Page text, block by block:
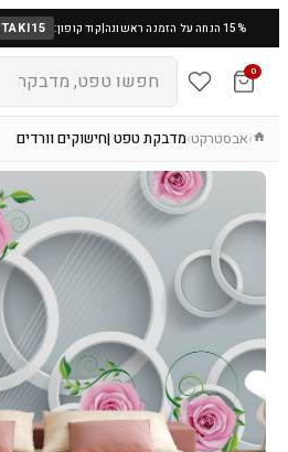
15% הנחה על הזמנה ראשונה |קוד קופון: TAKI15
0
›אבסטרקט›מדבקת טפט |חישוקים וורדים